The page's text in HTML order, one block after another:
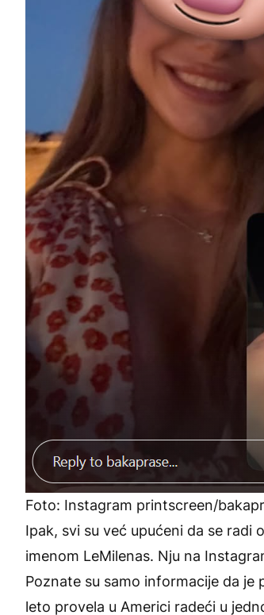
Foto: Instagram printscreen/
Ipak, svi su već upućeni da se radi
imenom LeMilenas. Nju na
Poznate su samo informacije da je
leto provela u Americi radeći u